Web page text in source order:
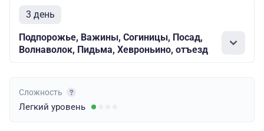
3 день
Подпорожье, Важины, Согиницы, Посад,
Волнаволок, Пидьма, Хевроньино, отъезд
Сложность
Легкий уровень